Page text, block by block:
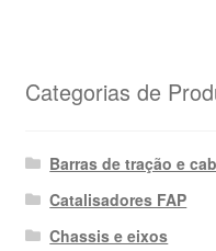
Categorias de
Barras de tração e
Catalisadores FAP
Chassis e eixos